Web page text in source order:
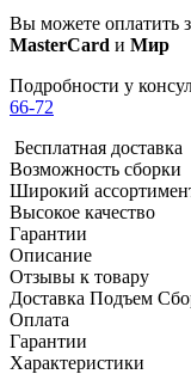
Вы можете оплатить
MasterCard и Мир
Подробности у
66-72
Бесплатная доставка
Возможность сборки
Широкий
Высокое качество
Гарантии
Описание
Отзывы к товару
Доставка Подъем
Оплата
Гарантии
Характеристики